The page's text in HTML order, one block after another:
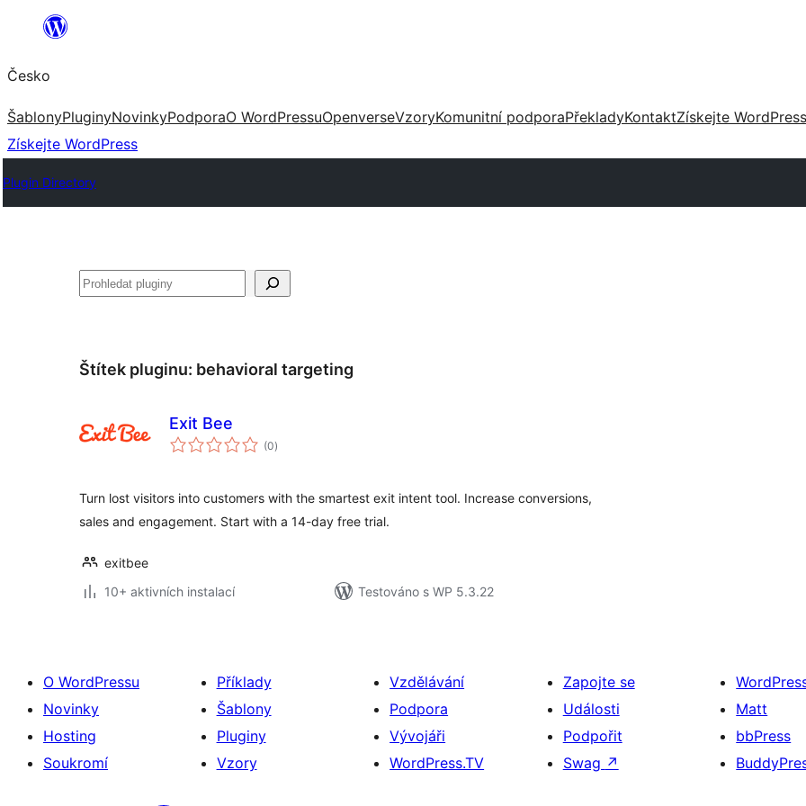
Přeskočit
obsah
Česko
ŠablonyPluginyNovinkyPodporaO WordPressuOpenverseVzoryKomunitní podporaPřekladyKontaktZískejte WordPress
Získejte WordPress
Plugin Directory
Hledat
Štítek pluginu: behavioral targeting
Exit Bee
(0celkové
hodnocení
)
Turn lost visitors into customers with the smartest exit intent tool. Increase conversions,
sales and engagement. Start with a 14-day free trial.
exitbee
10+ aktivních instalací
Testováno s WP 5.3.22
O WordPressu
Novinky
Hosting
Soukromí
Příklady
Šablony
Pluginy
Vzory
Vzdělávání
Podpora
Vývojáři
WordPress.TV
Zapojte se
Události
Podpořit
Swag ↗
Matt
bbPress